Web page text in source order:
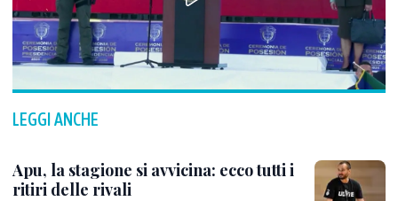
LEGGI ANCHE
Apu, la stagione si avvicina: ecco tutti i
ritiri delle rivali